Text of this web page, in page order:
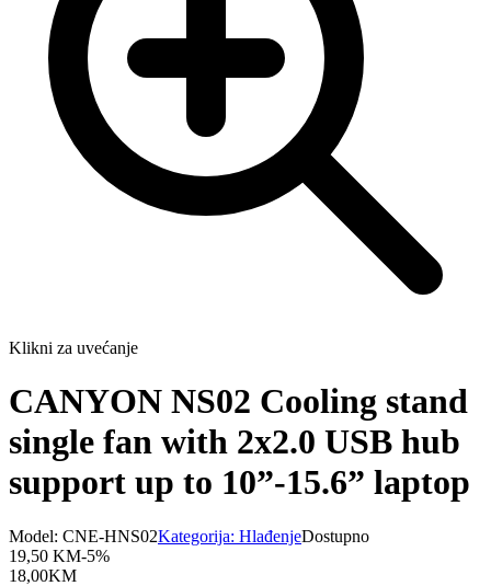
Klikni za uvećanje
CANYON NS02 Cooling stand
single fan with 2x2.0 USB hub
support up to 10”-15.6” laptop
Model: CNE-HNS02Kategorija: HlađenjeDostupno
19,50 KM-5%
18,00KM